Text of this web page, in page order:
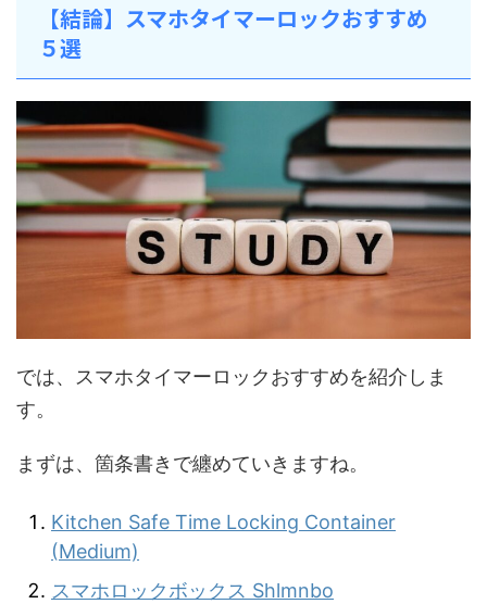
【結論】スマホタイマーロックおすすめ
５選
では、スマホタイマーロックおすすめを紹介しま
す。
まずは、箇条書きで纏めていきますね。
Kitchen Safe Time Locking Container
(Medium)
スマホロックボックス Shlmnbo